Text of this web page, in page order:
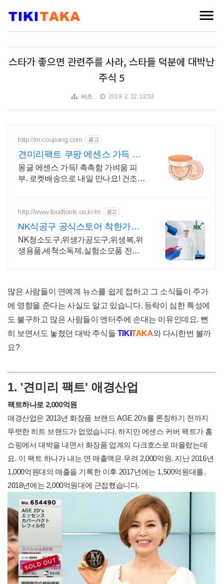
스타가 좋으면 관련주를 사라, 스타들 덕분에 대박난
주식 5
비즈 2019. 2. 12. 13:53
http://m.coupang.com 광고
견미리팩트 쿠팡 에센스 가득 촉
촉
몽글 에센스 가득! 촉촉함 가벼움 피
부. 로켓배송으로 내일 만나요! 건조함
http://www.foodtools.co.kr/m 광고
NK식공구 공식스토어 착한가격!
좋은품질!
NK청소도구,위생가공도구,위생복,위
생용품,세척소독제,실험소모품 전문
많은 사람들이 연예계 뉴스를 쉽게 접하고 그 소식들이 주가
에 영향을 준다는 사실도 알고 있습니다. 등락이 심한 특성에
도 불구하고 많은 사람들이 엔터주에 손대는 이유인데요. 뻔
히 보면서도 놓쳤던 대박 주식들 TIKITAKA와 다시한번 볼까
요?
1. '견미리 팩트' 애경산업
팩트하나로 2,000억원
애경산업은 2013년 화장품 브랜드 AGE 20's를 론칭하기 전까지
뚜렷한 히트 브랜드가 없었습니다. 하지만 에센스 커버 팩트가 홈
쇼핑에서 대박을 내면서 화장품 업계의 다크호스로 떠올랐는데
요. 이 팩트 하나가 내는 연 매출액은 무려 2,000억원. 지난 2016년
1,000억원대의 매출을 기록한 이후 2017년에는 1,500억원대를,
2018년에는 2,000억원대에 근접했습니다.